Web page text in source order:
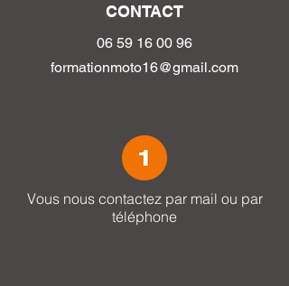
CONTACT
06 59 16 00 96
formationmoto16@gmail.com
Vous nous contactez par mail ou par
téléphone